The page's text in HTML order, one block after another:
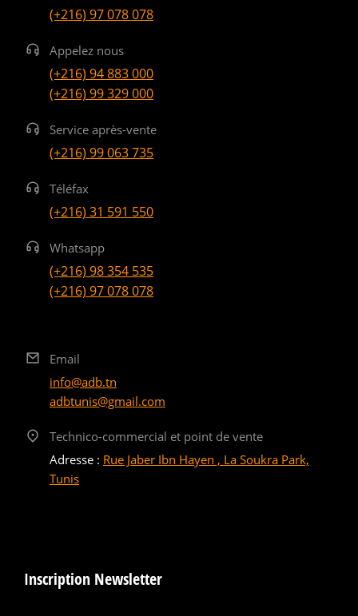
(+216) 97 078 078
Appelez nous
(+216) 94 883 000
(+216) 99 329 000
Service après-vente
(+216) 99 063 735
Téléfax
(+216) 31 591 550
Whatsapp
(+216) 98 354 535
(+216) 97 078 078
Email
info@adb.tn
adbtunis@gmail.com
Technico-commercial et point de vente
Adresse : Rue Jaber Ibn Hayen , La Soukra Park,
Tunis
Inscription Newsletter